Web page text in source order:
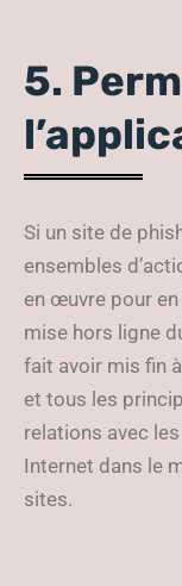
5.
Si un site de
ensembles
en œuvre pour
mise hors ligne
fait avoir mis fin
et tous les
relations avec
Internet dans le
sites.